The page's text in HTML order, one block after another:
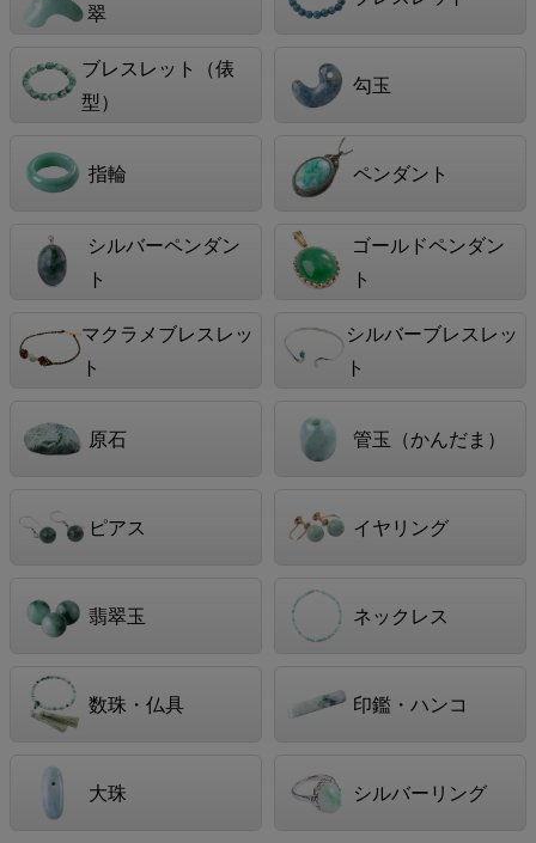
翠
ブレスレット（俵
型）
勾玉
指輪 ペンダント
シルバーペンダン
ト
ゴールドペンダン
ト
マクラメブレスレッ
ト
シルバーブレスレッ
ト
原石 管玉（かんだま）
ピアス イヤリング
翡翠玉 ネックレス
数珠・仏具 印鑑・ハンコ
大珠 シルバーリング